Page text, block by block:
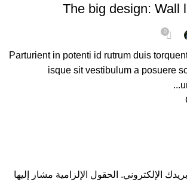
The big design: Wall
0
Parturient in potenti id rutrum duis
isque sit vestibulum a posuere
الإلكتروني. الحقول الإلزامية مشار إليها